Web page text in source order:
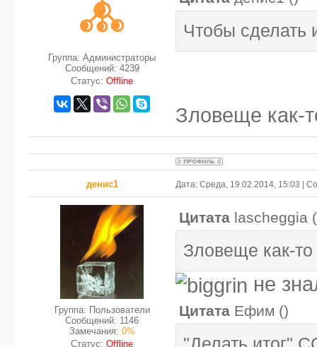
Группа: Администраторы
Сообщений: 4239
Статус: Offline
Чтобы сделать
Зловеще как-
денис1 Дата: Среда, 19.02.2014, 15:03 |
Группа: Пользователи
Сообщений: 1146
Замечания: 0%
Статус: Offline
Цитата lascheggia (
Зловеще как-то
не
Цитата Ефим ()